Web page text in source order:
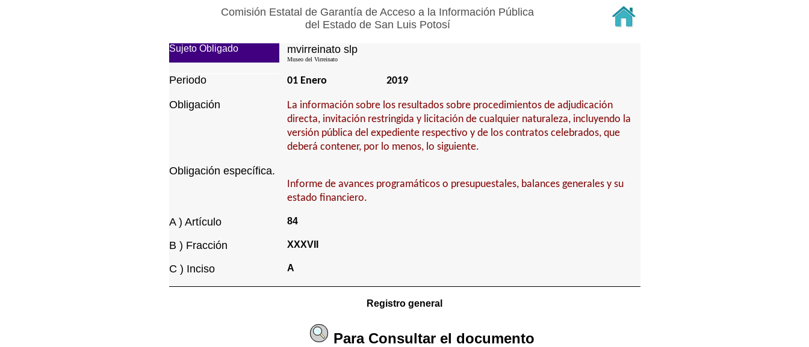
Comisión Estatal de Garantía de Acceso a la Información Pública
del Estado de San Luis Potosí
Sujeto Obligado mvirreinato slp
Museo del Virreinato
Periodo 01 Enero 2019
Obligación
La información sobre los resultados sobre procedimientos de adjudicación
directa, invitación restringida y licitación de cualquier naturaleza, incluyendo la
versión pública del expediente respectivo y de los contratos celebrados, que
deberá contener, por lo menos, lo siguiente.
Obligación específica.
Informe de avances programáticos o presupuestales, balances generales y su
estado financiero.
A ) Artículo 84
B ) Fracción XXXVII
C ) Inciso A
Registro general
Para Consultarel documento